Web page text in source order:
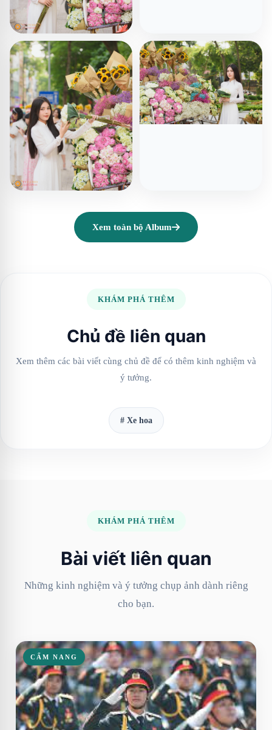
Xem toàn bộ Album
KHÁM PHÁ THÊM
Chủ đề liên quan
Xem thêm các bài viết cùng chủ đề để có thêm kinh nghiệm và
ý tưởng.
# Xe hoa
KHÁM PHÁ THÊM
Bài viết liên quan
Những kinh nghiệm và ý tưởng chụp ảnh dành riêng
cho bạn.
CẨM NANG